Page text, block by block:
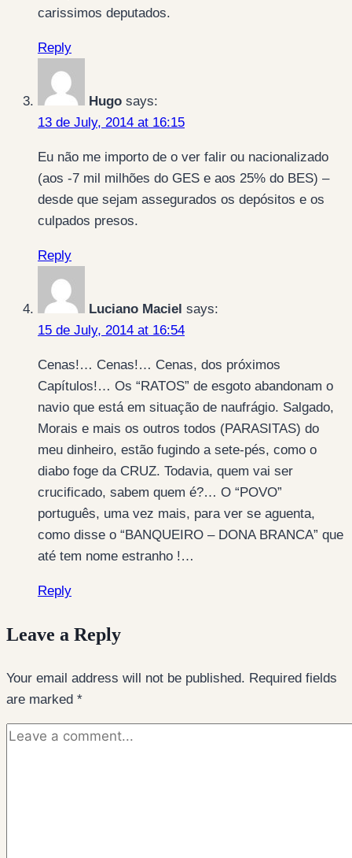
carissimos deputados.
Reply
Hugo says:
13 de July, 2014 at 16:15
Eu não me importo de o ver falir ou nacionalizado
(aos -7 mil milhões do GES e aos 25% do BES) –
desde que sejam assegurados os depósitos e os
culpados presos.
Reply
Luciano Maciel says:
15 de July, 2014 at 16:54
Cenas!… Cenas!… Cenas, dos próximos
Capítulos!… Os “RATOS” de esgoto abandonam o
navio que está em situação de naufrágio. Salgado,
Morais e mais os outros todos (PARASITAS) do
meu dinheiro, estão fugindo a sete-pés, como o
diabo foge da CRUZ. Todavia, quem vai ser
crucificado, sabem quem é?… O “POVO”
português, uma vez mais, para ver se aguenta,
como disse o “BANQUEIRO – DONA BRANCA” que
até tem nome estranho !…
Reply
Leave a Reply
Your email address will not be published. Required fields
are marked *